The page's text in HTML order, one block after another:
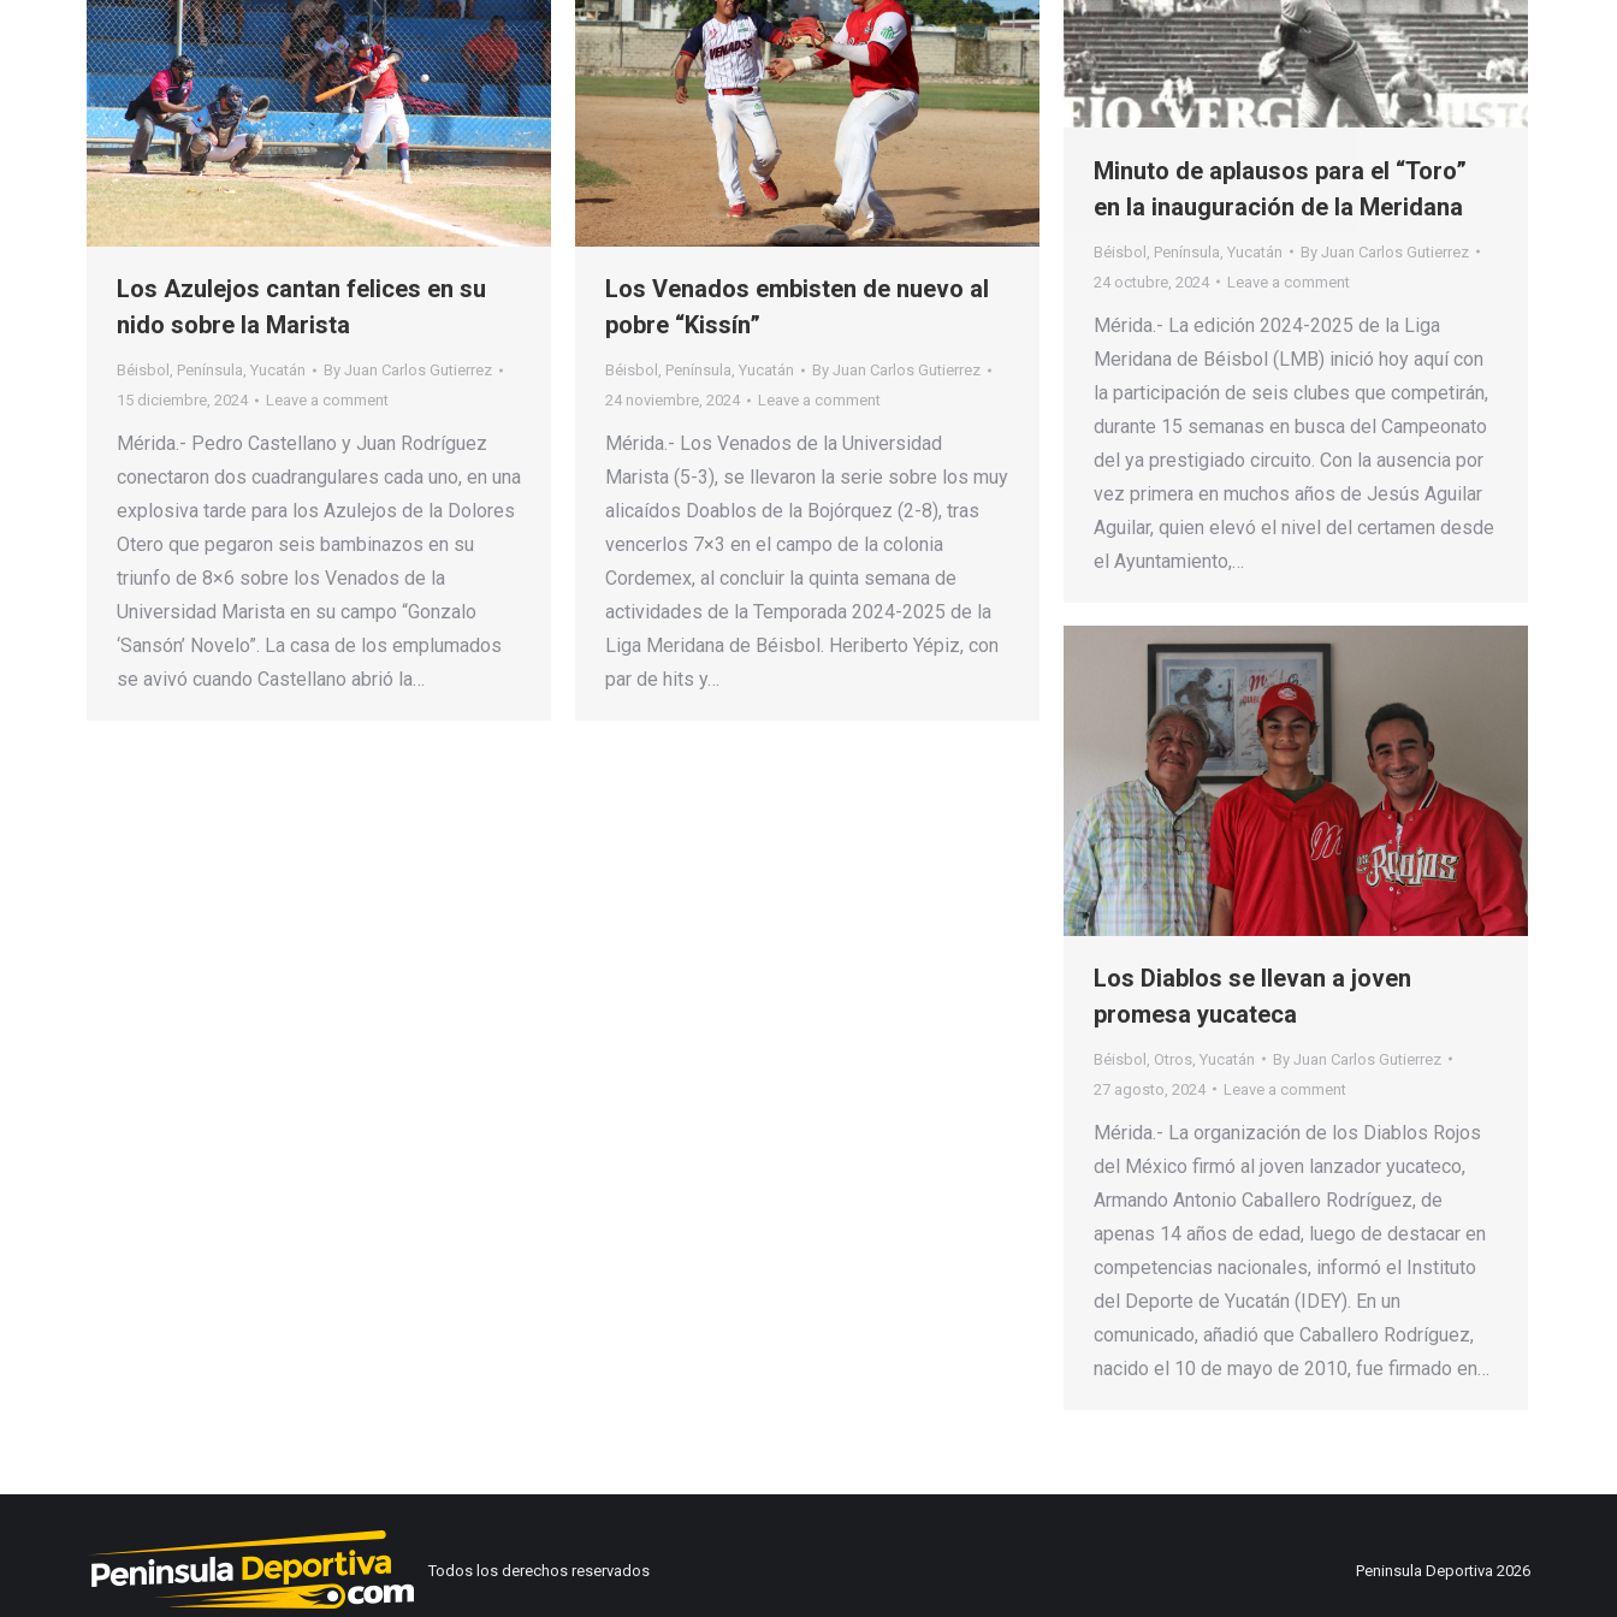
Los Azulejos cantan felices en su
nido sobre la Marista
Béisbol , Península, Yucatán By Juan Carlos Gutierrez
15 diciembre, 2024
Leave a comment
Mérida.- Pedro Castellano y Juan Rodríguez
conectaron dos cuadrangulares cada uno, en una
explosiva tarde para los Azulejos de la Dolores
Otero que pegaron seis bambinazos en su
triunfo de 8×6 sobre los Venados de la
Universidad Marista en su campo “Gonzalo
‘Sansón’ Novelo”. La casa de los emplumados
se avivó cuando Castellano abrió la…
Los Venados embisten de nuevo al
pobre “Kissín”
Béisbol , Península, Yucatán By Juan Carlos Gutierrez
24 noviembre, 2024
Leave a comment
Mérida.- Los Venados de la Universidad
Marista (5-3), se llevaron la serie sobre los muy
alicaídos Doablos de la Bojórquez (2-8), tras
vencerlos 7×3 en el campo de la colonia
Cordemex, al concluir la quinta semana de
actividades de la Temporada 2024-2025 de la
Liga Meridana de Béisbol. Heriberto Yépiz, con
par de hits y…
Minuto de aplausos para el “Toro”
en la inauguración de la Meridana
Béisbol Península Yucatán By Juan Carlos Gutierrez
24 octubre, 2024
Leave a comment
Mérida.- La edición 2024-2025 de la Liga
Meridana de Béisbol (LMB) inició hoy aquí con
la participación de seis clubes que competirán,
durante 15 semanas en busca del Campeonato
del ya prestigiado circuito. Con la ausencia por
vez primera en muchos años de Jesús Aguilar
Aguilar, quien elevó el nivel del certamen desde
el Ayuntamiento,…
Los Diablos se llevan a joven
promesa yucateca
Béisbol Otros Yucatán By Juan Carlos Gutierrez
27 agosto, 2024
Leave a comment
Mérida.- La organización de los Diablos Rojos
del México firmó al joven lanzador yucateco,
Armando Antonio Caballero Rodríguez, de
apenas 14 años de edad, luego de destacar en
competencias nacionales, informó el Instituto
del Deporte de Yucatán (IDEY). En un
comunicado, añadió que Caballero Rodríguez,
nacido el 10 de mayo de 2010, fue firmado en…
Todos los derechos reservados Peninsula Deportiva 2026